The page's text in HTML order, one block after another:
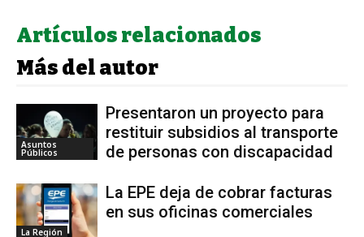
Artículos relacionados
Más del autor
Asuntos
Públicos
Presentaron un proyecto para
restituir subsidios al transporte
de personas con discapacidad
La Región
La EPE deja de cobrar facturas
en sus oficinas comerciales